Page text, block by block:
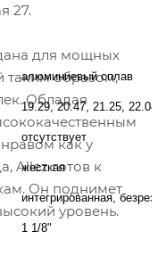
27.
для мощных
таким образом,
Обладая
как у
Allez готов к
Он поднимет
уровень.
алюминиевый сплав
19.29, 20.47, 21.25,
отсутствует
жесткая
интегрированная,
1 1/8"